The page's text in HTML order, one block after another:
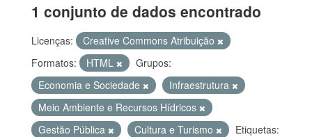
1 conjunto de dados encontrado
Licenças:
Creative Commons Atribuição
Formatos:
HTML
Grupos:
Economia e Sociedade
Infraestrutura
Meio Ambiente e Recursos Hídricos
Gestão Pública
Cultura e Turismo
Etiquetas: